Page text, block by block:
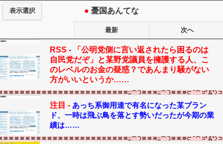
表示選択 ● 憂国あんてな
最新 次へ
RSS -
「公明党側に言い返されたら困るのは
自民党だぞ」と某野党議員を擁護する人、こ
のレベルのお金の疑惑？であんまり騒がない
方がいいというか……
注目 - あっち系御用達で有名になった某ブラン
ド、一時は飛ぶ鳥を落とす勢いだったが今期の業
績は……